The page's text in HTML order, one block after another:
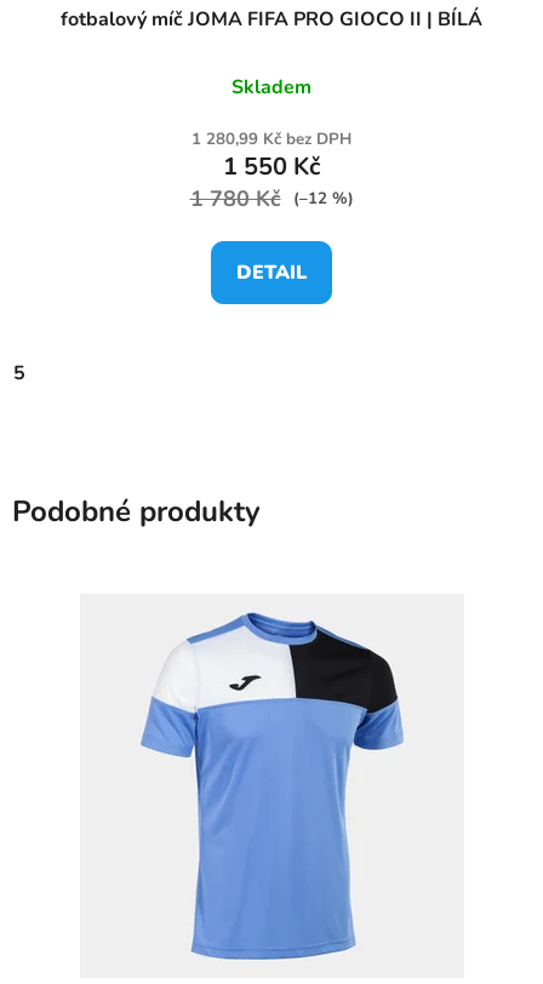
fotbalový míč JOMA FIFA PRO GIOCO II | BÍLÁ
Skladem
1 280,99 Kč bez DPH
1 550 Kč
1 780 Kč (–12 %)
DETAIL
5
Podobné produkty